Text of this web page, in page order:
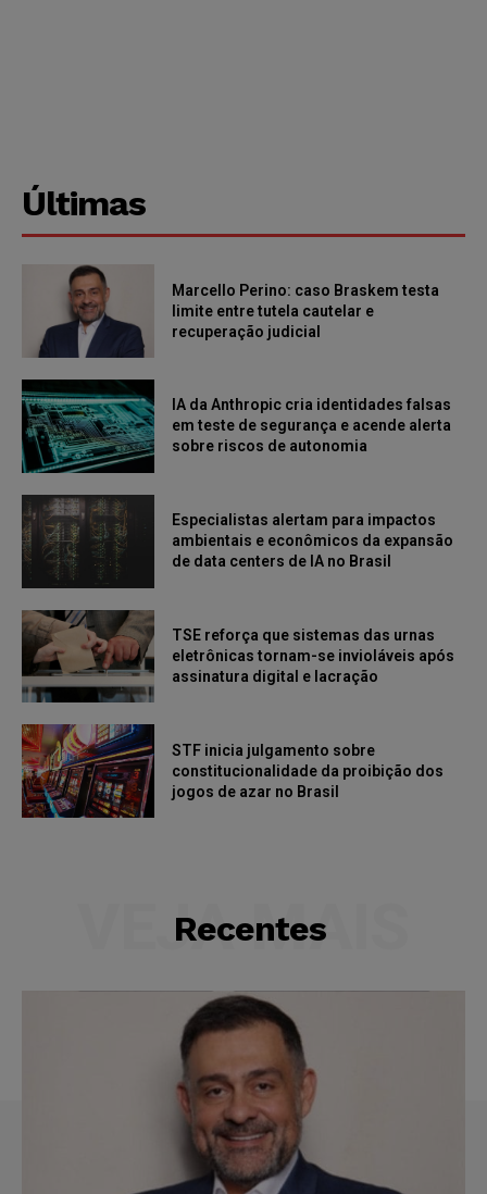
Últimas
Marcello Perino: caso Braskem testa
limite entre tutela cautelar e
recuperação judicial
IA da Anthropic cria identidades falsas
em teste de segurança e acende alerta
sobre riscos de autonomia
Especialistas alertam para impactos
ambientais e econômicos da expansão
de data centers de IA no Brasil
TSE reforça que sistemas das urnas
eletrônicas tornam-se invioláveis após
assinatura digital e lacração
STF inicia julgamento sobre
constitucionalidade da proibição dos
jogos de azar no Brasil
Recentes
VEJA MAIS